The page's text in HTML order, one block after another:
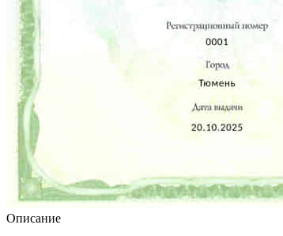
Описание